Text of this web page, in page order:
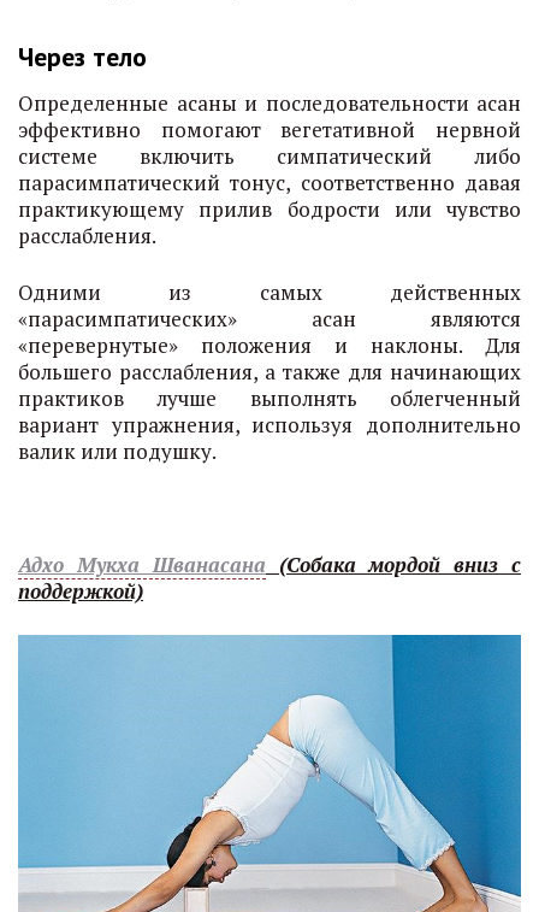
Через тело
Определенные асаны и последовательности асан
эффективно помогают вегетативной нервной
системе включить симпатический либо
парасимпатический тонус, соответственно давая
практикующему прилив бодрости или чувство
расслабления.
Одними из самых действенных
«парасимпатических» асан являются
«перевернутые» положения и наклоны. Для
большего расслабления, а также для начинающих
практиков лучше выполнять облегченный
вариант упражнения, используя дополнительно
валик или подушку.
Адхо Мукха Шванасана (Собака мордой вниз с
поддержкой)